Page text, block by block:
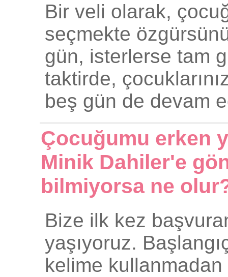
Bir veli olarak,
seçmekte
gün, isterlerse tam
taktirde,
beş gün de devam
Çocuğumu erken
Minik Dahiler'e
bilmiyorsa ne
Bize ilk kez
yaşıyoruz.
kelime